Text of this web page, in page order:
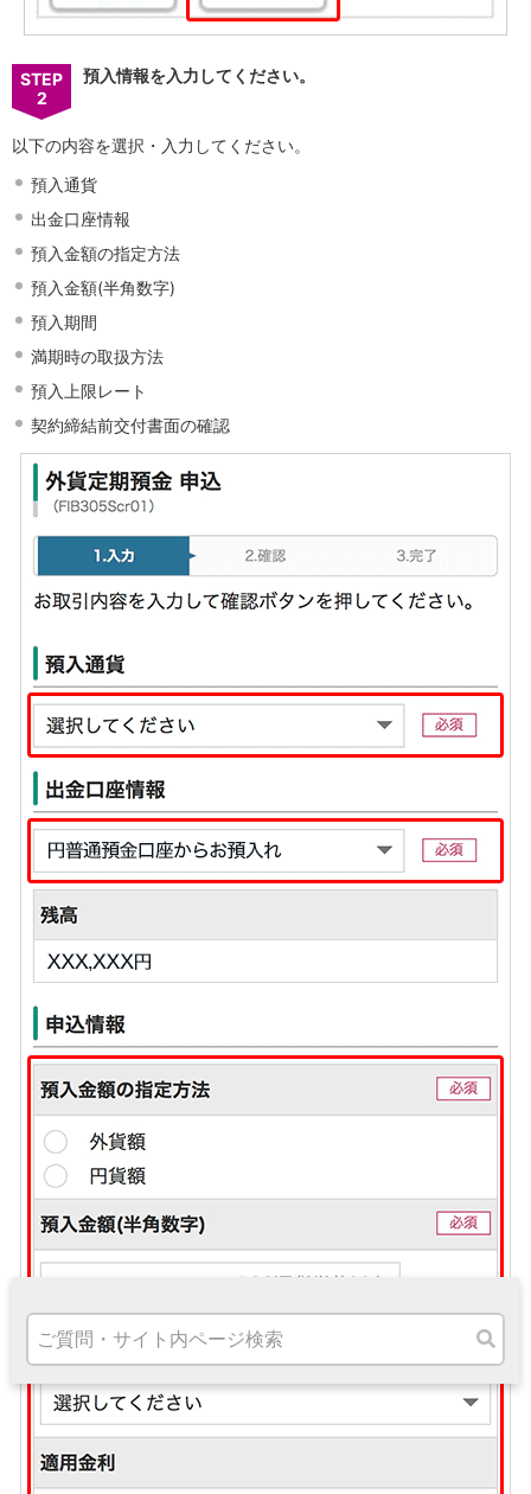
宮城県
秋田県
福島県
関東／北陸・甲信越
茨城県
群馬県
埼玉県
千葉県
神奈川県
新潟県
富山県
山梨県
長野県
静岡県
愛知県
滋賀県
京都府
大阪府
兵庫県
奈良県
和歌山県
中国／四国
岡山県
広島県
徳島県
香川県
高知県
九州・沖縄
福岡県
熊本県
宮崎県
沖縄県
オンライン相談専用
ATM
ATMサービス
ATM検索
お客さまサポート
タマルWeb
セミナー
安全にご利用いただくために
パンフレット
STEP
2
預入情報を入力してください。
以下の内容を選択・入力してください。
預入通貨
出金口座情報
預入金額の指定方法
預入金額(半角数字)
預入期間
満期時の取扱方法
預入上限レート
契約締結前交付書面の確認